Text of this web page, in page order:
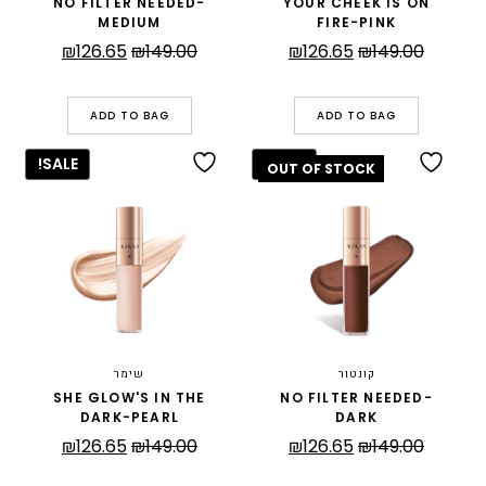
FIRE-PINK
₪149.00
המחיר
היה:
₪149.00.
₪126.65 המחיר
ADD TO BAG
MEDIUM
₪149.00
המחיר
היה:
₪149.00.
₪126.65
ADD TO BAG
SALE!
קונטור
NO FILTER NEEDED-
DARK
₪149.00
המחיר ₪126.65 המחיר
SALE!
שימר
SHE GLOW'S IN THE
DARK-PEARL
₪149.00
המחיר ₪126.65